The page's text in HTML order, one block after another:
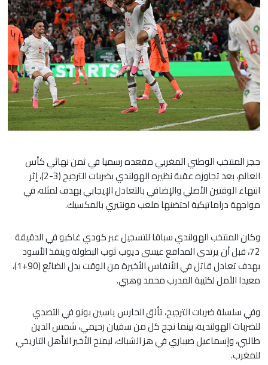
حجز المنتخب الوطني المغربي مقعده رسميا في ثمن نهائي كأس
العالم، بعد تجاوزه عقبة نظيره الهولندي بضربات الترجيح (3-2)، إثر
انتهاء الوقتين الأصلي والإضافي بالتعادل الإيجابي بهدف لمثله، في
مواجهة دراماتيكية احتضنها ملعب مونتيري بالمكسيك.
​وكان المنتخب الهولندي سباقا للتسجيل عبر كودي غاكبو في الدقيقة
72، قبل أن يرتدي المدافع عيسى ديوب ثوب البطولة وينقذ الأسود
بهدف تعادل قاتل في الأنفاس الأخيرة من الوقت بدل الضائع (90+1)،
معيدا الأمل لكتيبة المدرب محمد وهبي.
​وفي سلسلة ضربات الترجيح، تألق الحارس ياسين بونو في التصدي
للضربات الهولندية، بينما نجح كل من سفيان رحيمي، شمس الدين
طالبي، وإسماعيل صيباري في هز الشباك، ليمنح الأخير التأهل التاريخي
للمغرب.